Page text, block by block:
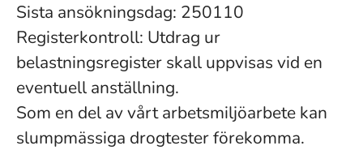
Sista ansökningsdag: 250110
Registerkontroll: Utdrag ur
belastningsregister skall uppvisas vid en
eventuell anställning.
Som en del av vårt arbetsmiljöarbete kan
slumpmässiga drogtester förekomma.